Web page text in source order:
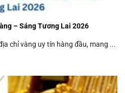
– Sáng Tương Lai 2026
chỉ vàng uy tín hàng đầu, mang ...